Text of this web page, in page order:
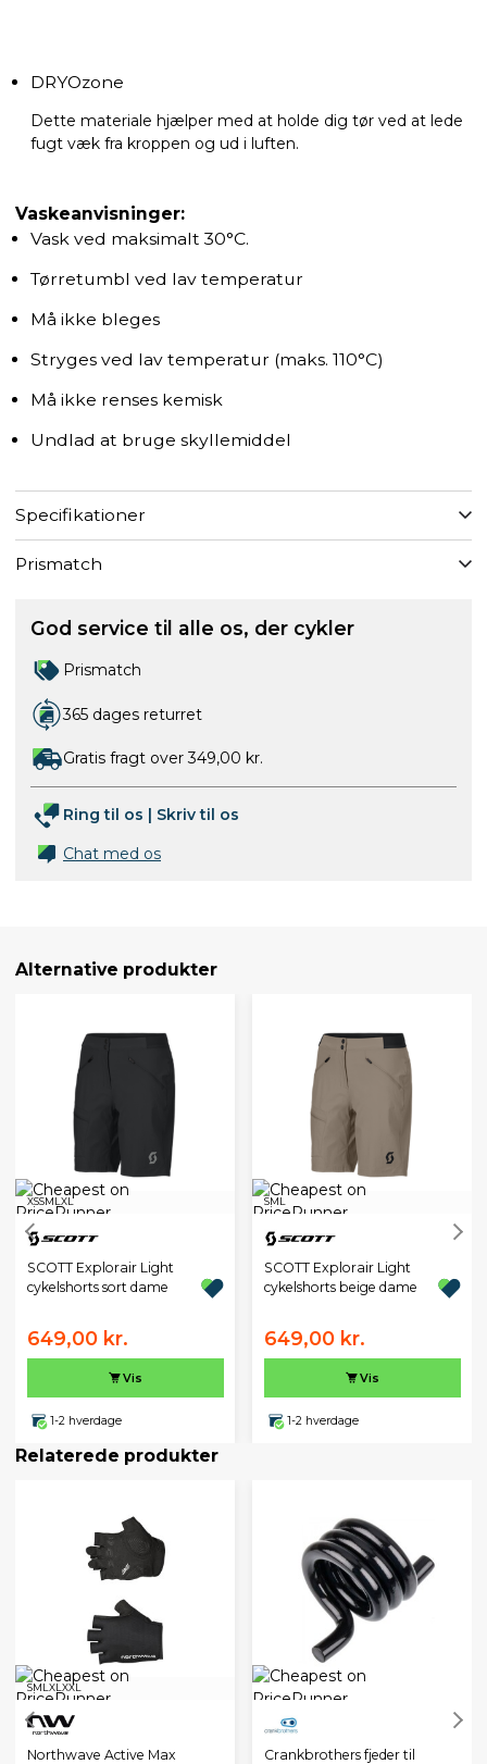
DRYOzone
Dette materiale hjælper med at holde dig tør ved at lede
fugt væk fra kroppen og ud i luften.
Vaskeanvisninger:
Vask ved maksimalt 30°C.
Tørretumbl ved lav temperatur
Må ikke bleges
Stryges ved lav temperatur (maks. 110°C)
Må ikke renses kemisk
Undlad at bruge skyllemiddel
Specifikationer
Prismatch
God service til alle os, der cykler
Prismatch
365 dages returret
Gratis fragt over 349,00 kr.
Ring til os | Skriv til os
Chat med os
Alternative produkter
XSSML XL
SCOTT Explorair Light
cykelshorts sort dame
649,00 kr.
Vis
1-2 hverdage
SML
SCOTT Explorair Light
cykelshorts beige dame
649,00 kr.
Vis
1-2 hverdage
Relaterede produkter
SM LXLXXL
Northwave Active Max
Crankbrothers fjeder til